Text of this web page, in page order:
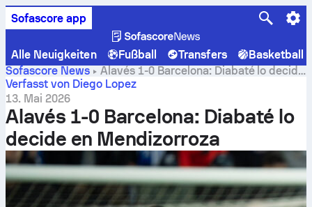
Sofascore app
Alle Neuigkeiten Fußball Transfers
Basketball
Sofascore News
Alavés 1-0 Barcelona: Diabaté lo decide
en Mendizorroza
Verfasst von Diego Lopez
13. Mai 2026
Alavés 1-0 Barcelona: Diabaté lo
decide en Mendizorroza